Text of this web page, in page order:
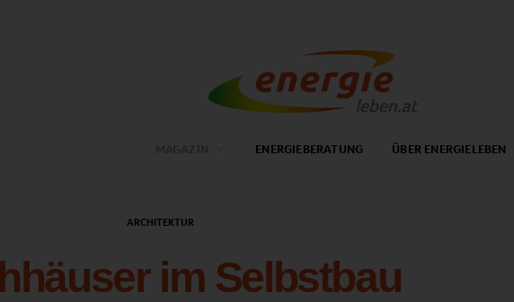
ENERGIEBERATUNG ÜBER ENERGIELEBEN
ARCHITEKTUR
im Selbstbau